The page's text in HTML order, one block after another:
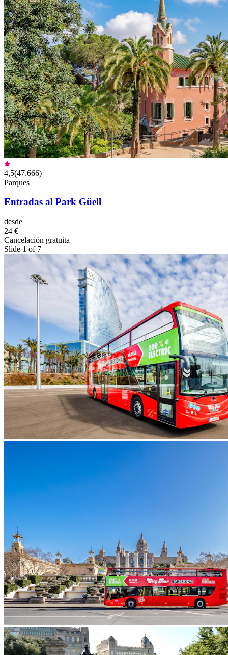
4,5(47.666)
Parques
Entradas al Park Güell
desde
24 €
Cancelación gratuita
Slide 1 of 7